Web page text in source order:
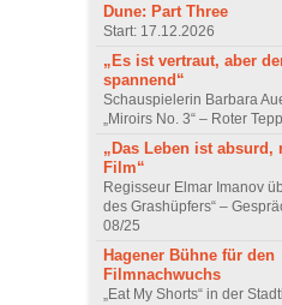
Dune: Part Three
Start: 17.12.2026
„Es ist vertraut, aber
spannend“
Schauspielerin Barbara
„Miroirs No. 3“ – Roter
„Das Leben ist absurd,
Film“
Regisseur Elmar Imanov
des Grashüpfers“ –
08/25
Hagener Bühne für den
Filmnachwuchs
„Eat My Shorts“ in der